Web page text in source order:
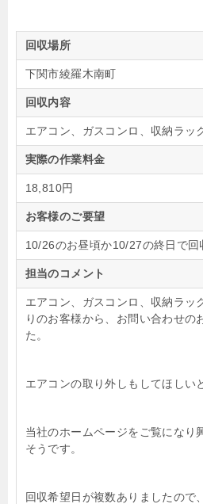
回収場所
下関市綾羅木南町
回収内容
エアコン、ガスコンロ、収納ラッ
実際の作業料金
18,810円
お客様のご要望
10/26のお昼頃か10/27の終日で回
担当のコメント
エアコン、ガスコンロ、収納ラッ
りのお客様から、お問い合わせの
た。
エアコンの取り外しもしてほしい
当社のホームページをご覧になり
そうです。
回収希望日が複数ありましたので